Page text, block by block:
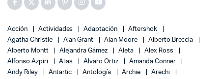
Acción Actividades Adaptación
Aftershok
Agatha Christie
Alan Grant Alan Moore
Alberto Breccia
Alberto Montt
Alejandra Gámez Aleta
Alex Ross
Alfonso Azpiri
Alias Alvaro Ortiz
Amanda Conner
Andy Riley
Antartic Antología Archie
Arechi